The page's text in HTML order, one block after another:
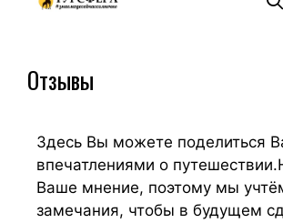
Отзывы
Здесь Вы можете поделиться
впечатлениями о
Ваше мнение, поэтому мы
замечания, чтобы в будущем